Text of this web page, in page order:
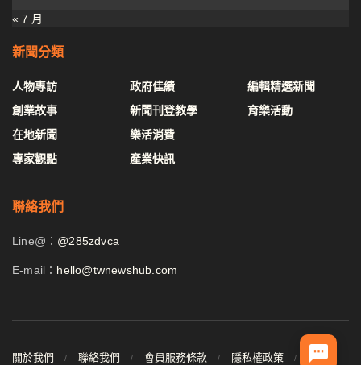
« 7 月
新聞分類
人物專訪
創業故事
在地新聞
專家觀點
政府佳績
新聞刊登教學
樂活消費
產業快訊
編輯精選新聞
育樂活動
聯絡我們
Line@： @285zdvca
E-mail： hello@twnewshub.com
關於我們 聯絡我們 會員服務條款 隱私權政策